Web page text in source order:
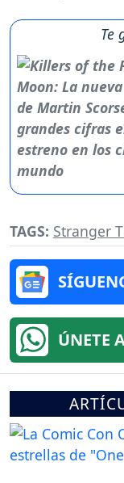
Te
TAGS: Stranger
ÚNETE